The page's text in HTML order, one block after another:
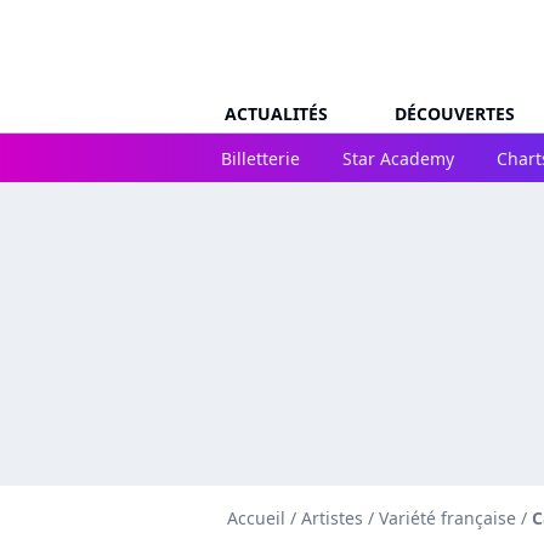
ACTUALITÉS
DÉCOUVERTES
Billetterie
Star Academy
Accueil / Artistes / Variété française /